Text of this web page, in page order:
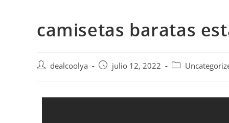
camisetas baratas
Autor
entrada:
dealcoolya
Publicación
entrada:
julio 12, 2022
Categoría
entrada: